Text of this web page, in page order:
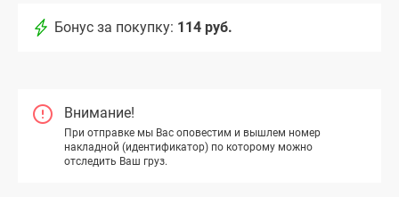
Бонус за покупку: 114 руб.
Внимание!
При отправке мы Вас оповестим и вышлем номер
накладной (идентификатор) по которому можно
отследить Ваш груз.